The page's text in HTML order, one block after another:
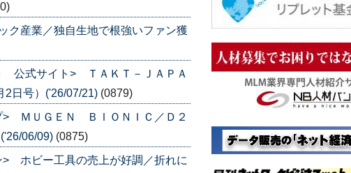
産業／独自生地で根強いファン獲
公式サイト> ＴＡＫＴ－ＪＡＰＡ
2日号）('26/07/21) (0879)
ＭＵＧＥＮ ＢＩＯＮＩＣ／Ｄ２
06/09) (0875)
ホビー工具の売上が好調／折れに